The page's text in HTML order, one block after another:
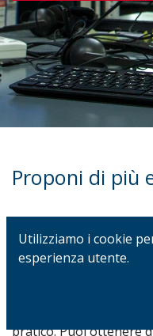
Proponi di più
Abbiamo realizzato il
più energie alle
Il TMD ti permette di
un quadro nel giro di
pratico. Puoi ottenere
Utilizziamo i cookie
esperienza utente.